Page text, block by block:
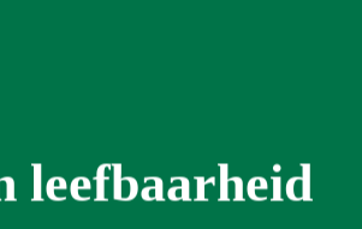
leefbaarheid